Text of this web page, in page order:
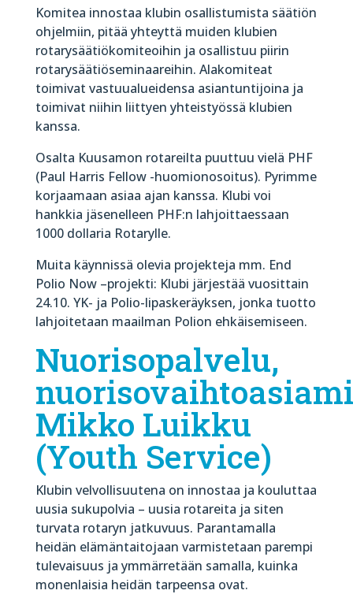
Komitea innostaa klubin osallistumista säätiön
ohjelmiin, pitää yhteyttä muiden klubien
rotarysäätiökomiteoihin ja osallistuu piirin
rotarysäätiöseminaareihin. Alakomiteat
toimivat vastuualueidensa asiantuntijoina ja
toimivat niihin liittyen yhteistyössä klubien
kanssa.
Osalta Kuusamon rotareilta puuttuu vielä PHF
(Paul Harris Fellow -huomionosoitus). Pyrimme
korjaamaan asiaa ajan kanssa. Klubi voi
hankkia jäsenelleen PHF:n lahjoittaessaan
1000 dollaria Rotarylle.
Muita käynnissä olevia projekteja mm. End
Polio Now –projekti: Klubi järjestää vuosittain
24.10. YK- ja Polio-lipaskeräyksen, jonka tuotto
lahjoitetaan maailman Polion ehkäisemiseen.
Nuorisopalvelu,
Mikko Luikku
(Youth Service)
Klubin velvollisuutena on innostaa ja kouluttaa
uusia sukupolvia – uusia rotareita ja siten
turvata rotaryn jatkuvuus. Parantamalla
heidän elämäntaitojaan varmistetaan parempi
tulevaisuus ja ymmärretään samalla, kuinka
monenlaisia heidän tarpeensa ovat.